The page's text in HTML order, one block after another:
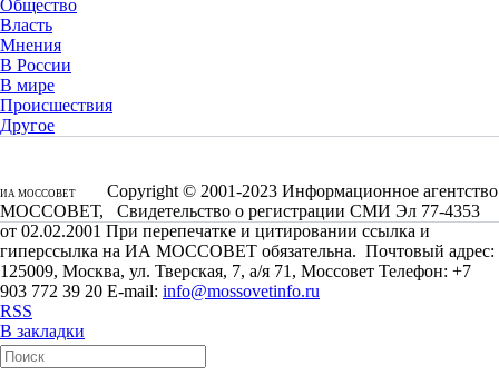
Общество
Власть
Мнения
В России
В мире
Происшествия
Другое
ИА МОССОВЕТ
Copyright © 2001-2023 Информационное агентство
МОССОВЕТ, Свидетельство о регистрации СМИ Эл 77-4353
от 02.02.2001 При перепечатке и цитировании ссылка и
гиперссылка на ИА МОССОВЕТ обязательна. Почтовый адрес:
125009, Москва, ул. Тверская, 7, а/я 71, Моссовет Телефон: +7
903 772 39 20 E-mail: info@mossovetinfo.ru
RSS
В закладки